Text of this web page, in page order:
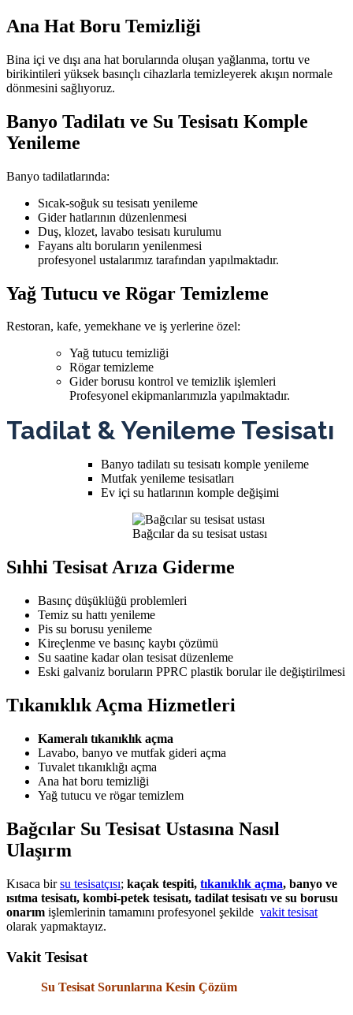
Ana Hat Boru Temizliği
Bina içi ve dışı ana hat borularında oluşan yağlanma, tortu ve
birikintileri yüksek basınçlı cihazlarla temizleyerek akışın normale
dönmesini sağlıyoruz.
Banyo Tadilatı ve Su Tesisatı Komple
Yenileme
Banyo tadilatlarında:
Sıcak-soğuk su tesisatı yenileme
Gider hatlarının düzenlenmesi
Duş, klozet, lavabo tesisatı kurulumu
Fayans altı boruların yenilenmesi
profesyonel ustalarımız tarafından yapılmaktadır.
Yağ Tutucu ve Rögar Temizleme
Restoran, kafe, yemekhane ve iş yerlerine özel:
Yağ tutucu temizliği
Rögar temizleme
Gider borusu kontrol ve temizlik işlemleri
Profesyonel ekipmanlarımızla yapılmaktadır.
Tadilat & Yenileme Tesisatı
Banyo tadilatı su tesisatı komple yenileme
Mutfak yenileme tesisatları
Ev içi su hatlarının komple değişimi
Bağcılar da su tesisat ustası
Sıhhi Tesisat Arıza Giderme
Basınç düşüklüğü problemleri
Temiz su hattı yenileme
Pis su borusu yenileme
Kireçlenme ve basınç kaybı çözümü
Su saatine kadar olan tesisat düzenleme
Eski galvaniz boruların PPRC plastik borular ile değiştirilmesi
Tıkanıklık Açma Hizmetleri
Kameralı tıkanıklık açma
Lavabo, banyo ve mutfak gideri açma
Tuvalet tıkanıklığı açma
Ana hat boru temizliği
Yağ tutucu ve rögar temizlem
Bağcılar Su Tesisat Ustasına Nasıl
Ulaşırm
Kısaca birsu tesisatçısı; kaçak tespiti, tıkanıklık açma, banyo ve
ısıtma tesisatı, kombi-petek tesisatı, tadilat tesisatı ve su borusu
onarım işlemlerinin tamamını profesyonel şekilde vakit tesisat
olarak yapmaktayız.
Vakit Tesisat
Su Tesisat Sorunlarına Kesin Çözüm